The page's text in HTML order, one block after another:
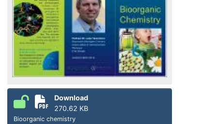
Download
270.62 KB
Bioorganic chemistry